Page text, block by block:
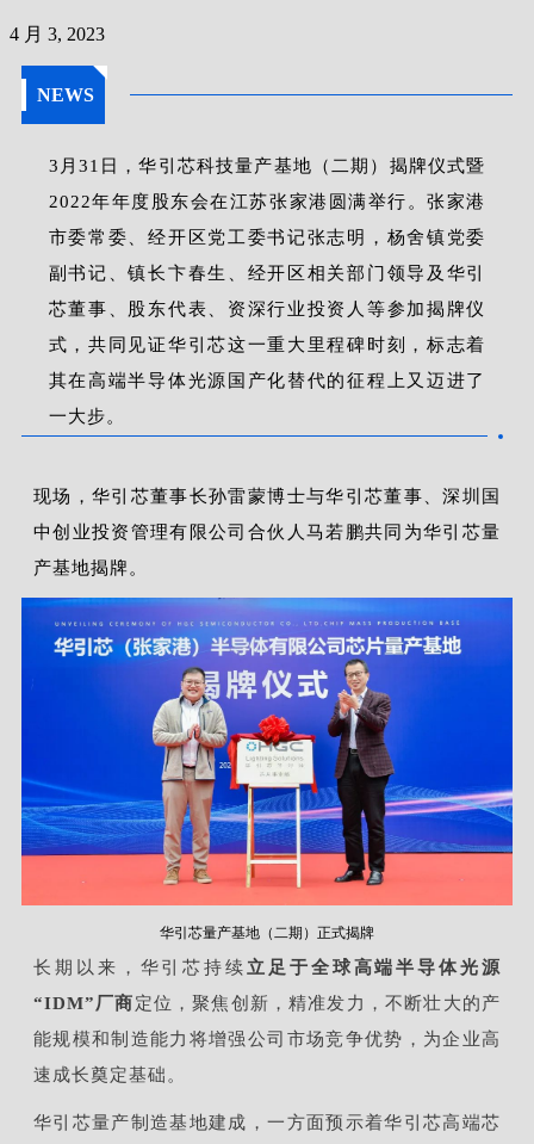
4 月 3, 2023
NEWS
3月31日，华引芯科技量产基地（二期）揭牌仪式暨
2022年年度股东会在江苏张家港圆满举行。张家港
市委常委、经开区党工委书记张志明，杨舍镇党委
副书记、镇长卞春生、经开区相关部门领导及华引
芯董事、股东代表、资深行业投资人等参加揭牌仪
式，共同见证华引芯这一重大里程碑时刻，标志着
其在高端半导体光源国产化替代的征程上又迈进了
一大步。
现场，华引芯董事长孙雷蒙博士与华引芯董事、深圳国
中创业投资管理有限公司合伙人马若鹏共同为华引芯量
产基地揭牌。
华引芯量产基地（二期）正式揭牌
长期以来，华引芯持续 立足于全球高端半导体光源
“IDM”厂商定位，聚焦创新，精准发力，不断壮大的产
能规模和制造能力将增强公司市场竞争优势，为企业高
速成长奠定基础。
华引芯量产制造基地建成，一方面预示着华引芯高端芯